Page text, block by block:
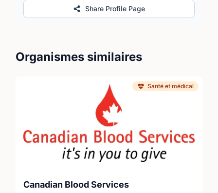
Share Profile Page
Organismes similaires
Santé et médical
Canadian Blood Services